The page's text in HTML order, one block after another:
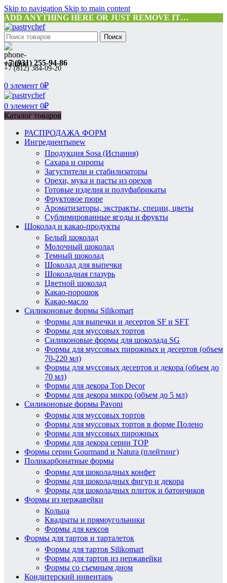
Skip to navigation Skip to main content
ADD ANYTHING HERE OR JUST REMOVE IT…
Поиск
+7 (931) 255-94-86
+7 (812) 384-09-20
0 элемент 0₽
0 элемент 0₽
Каталог товаров
РАСПРОДАЖА ФОРМ
Ингредиентыnew
Продукция Sosa (Испания)
Сахара и сиропы
Загустители и стабилизаторы
Орехи, мука и пасты из орехов
Готовые изделия и полуфабрикаты
Фруктовое пюре
Ароматизаторы, экстракты, специи, цветы
Сублимированные ягоды и фрукты
Шоколад и какао-продукты
Белый шоколад
Молочный шоколад
Темный шоколад
Шоколад для выпечки
Шоколадная глазурь
Цветной шоколад
Какао-порошок
Какао-масло
Силиконовые формы Silikomart
Формы для выпечки и десертов SF и SFT
Формы для муссовых тортов
Силиконовые формы для шоколада SG
Формы для муссовых пирожных и десертов (объем
70-220 мл)
Формы для муссовых десертов и декора (объем до
70 мл)
Формы для декора Top Decor
Формы для декора микро (объем до 5 мл)
Силиконовые формы Pavoni
Формы для муссовых тортов
Формы для муссовых тортов в форме Полено
Формы для муссовых пирожных
Формы для декора серии TOP
Формы серии Gourmand и Natura (плейтинг)
Поликарбонатные формы
Формы для шоколадных конфет
Формы для шоколадных фигур и декора
Формы для шоколадных плиток и батончиков
Формы из нержавейки
Кольца
Квадраты и прямоугольники
Формы для кексов
Формы для тартов и тарталеток
Формы для тартов Silikomart
Формы для тартов из нержавейки
Формы со съемным дном
Кондитерский инвентарь